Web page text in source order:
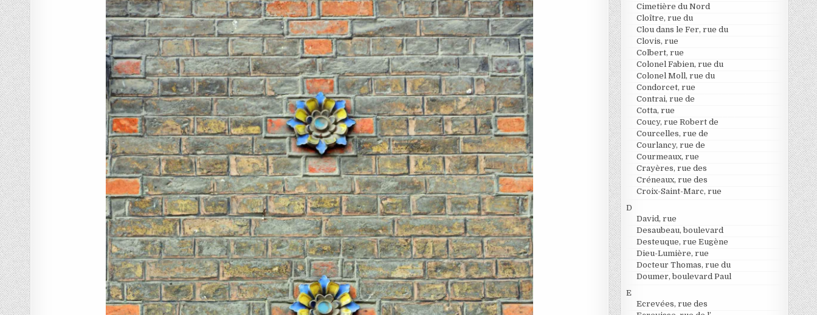
Cimetière du Nord
Cloître, rue du
Clou dans le Fer, rue du
Clovis, rue
Colbert, rue
Colonel Fabien, rue du
Colonel Moll, rue du
Condorcet, rue
Contrai, rue de
Cotta, rue
Coucy, rue Robert de
Courcelles, rue de
Courlancy, rue de
Courmeaux, rue
Crayères, rue des
Créneaux, rue des
Croix-Saint-Marc, rue
D
David, rue
Desaubeau, boulevard
Desteuque, rue Eugène
Dieu-Lumière, rue
Docteur Thomas, rue du
Doumer, boulevard Paul
E
Ecrevées, rue des